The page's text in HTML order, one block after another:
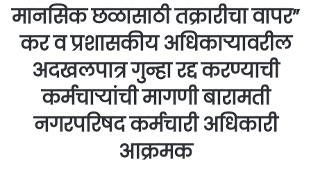
मानसिक छळासाठी तक्रारीचा वापर”
कर व प्रशासकीय अधिकाऱ्यावरील
अदखलपात्र गुन्हा रद्द करण्याची
कर्मचाऱ्यांची मागणी बारामती
नगरपरिषद कर्मचारी अधिकारी
आक्रमक